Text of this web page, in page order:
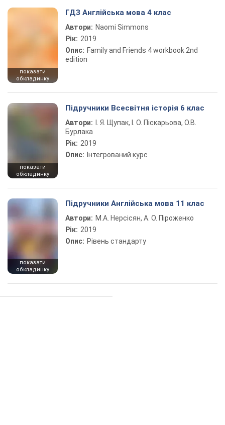
показати
обкладинку
ГДЗ Англійська мова 4 клас
Автори: Naomi Simmons
Рік: 2019
Опис: Family and Friends 4 workbook 2nd
edition
показати
обкладинку
Підручники Всесвітня історія 6 клас
Автори:
І. Я. Щупак, І. О. Піскарьова, О.В.
Бурлака
Рік: 2019
Опис: Інтегрований курс
показати
обкладинку
Підручники Англійська мова 11 клас
Автори: М.А. Нерсісян, А. О. Піроженко
Рік: 2019
Опис: Рівень стандарту